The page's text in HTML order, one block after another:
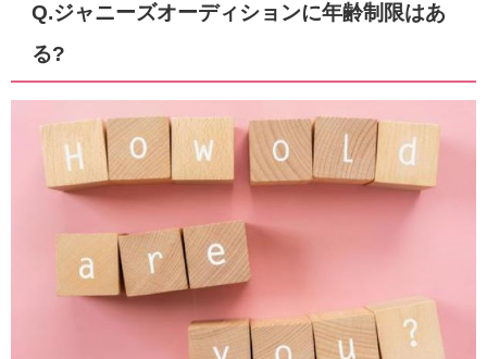
Q.ジャニーズオーディションに年齢制限はあ
る?